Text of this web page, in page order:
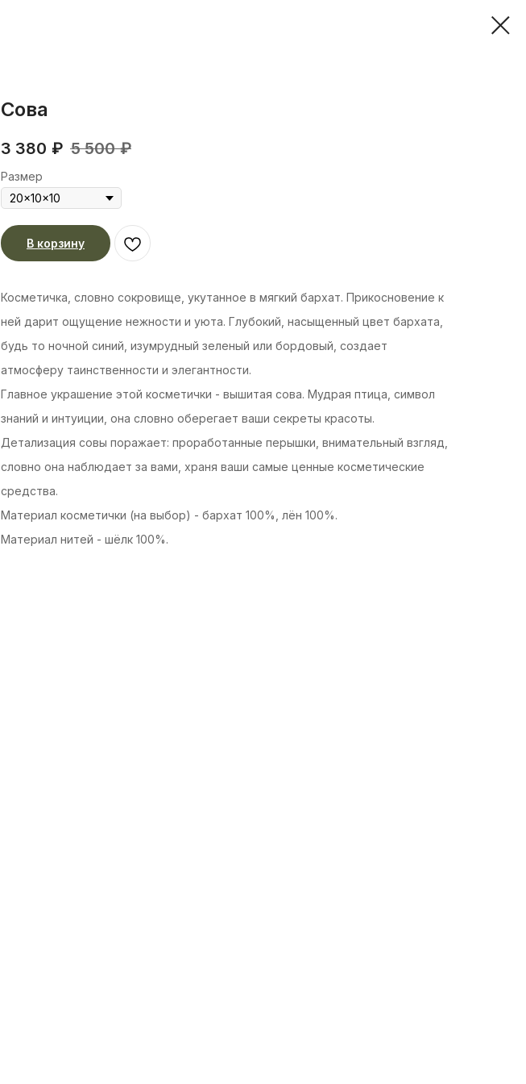
Сова
3 380 ₽ 5 500 ₽
Размер
В корзину
Косметичка, словно сокровище, укутанное в мягкий бархат. Прикосновение к
ней дарит ощущение нежности и уюта. Глубокий, насыщенный цвет бархата,
будь то ночной синий, изумрудный зеленый или бордовый, создает
атмосферу таинственности и элегантности.
Главное украшение этой косметички - вышитая сова. Мудрая птица, символ
знаний и интуиции, она словно оберегает ваши секреты красоты.
Детализация совы поражает: проработанные перышки, внимательный взгляд,
словно она наблюдает за вами, храня ваши самые ценные косметические
средства.
Материал косметички (на выбор) - бархат 100%, лён 100%.
Материал нитей - шёлк 100%.